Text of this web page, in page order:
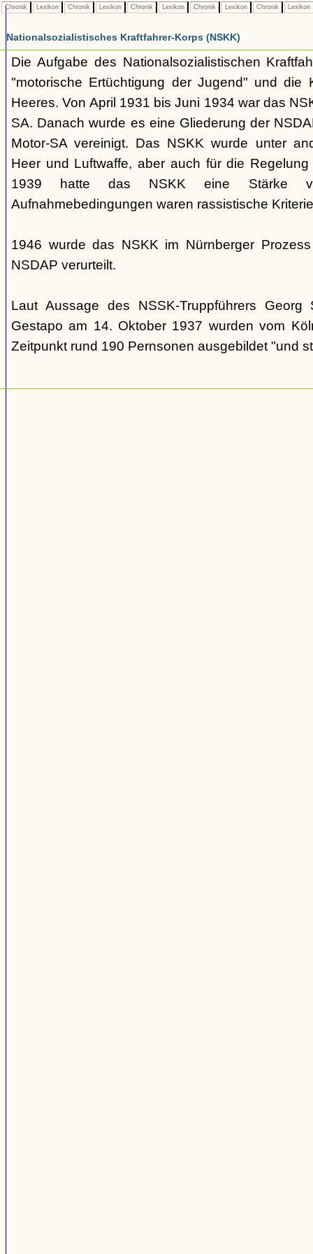
Chronik Lexikon Chronik Lexikon Chronik Lexikon Chronik Lexikon Chronik Lexikon
Nationalsozialistisches Kraftfahrer-Korps (NSKK)
Die Aufgabe des Nationalsozialistischen
"motorische Ertüchtigung der Jugend" und die
Heeres. Von April 1931 bis Juni 1934 war das
SA. Danach wurde es eine Gliederung der
Motor-SA vereinigt. Das NSKK wurde unter
Heer und Luftwaffe, aber auch für die
1939 hatte das NSKK eine Stärke
Aufnahmebedingungen waren rassistische
1946 wurde das NSKK im Nürnberger
NSDAP verurteilt.
Laut Aussage des NSSK-Truppführers
Gestapo am 14. Oktober 1937 wurden vom
Zeitpunkt rund 190 Pernsonen ausgebildet "und